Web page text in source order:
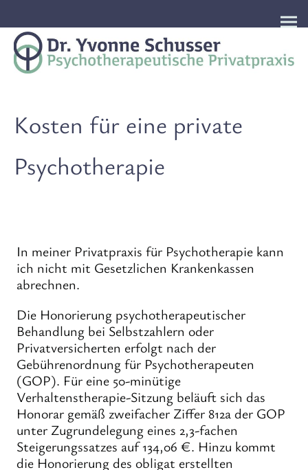
Kosten für eine private
Psychotherapie
In meiner Privatpraxis für Psychotherapie kann
ich nicht mit Gesetzlichen Krankenkassen
abrechnen.
Die Honorierung psychotherapeutischer
Behandlung bei Selbstzahlern oder
Privatversicherten erfolgt nach der
Gebührenordnung für Psychotherapeuten
(GOP). Für eine 50-minütige
Verhaltenstherapie-Sitzung beläuft sich das
Honorar gemäß zweifacher Ziffer 812a der GOP
unter Zugrundelegung eines 2,3-fachen
Steigerungssatzes auf 134,06 €. Hinzu kommt
die Honorierung des obligat erstellten